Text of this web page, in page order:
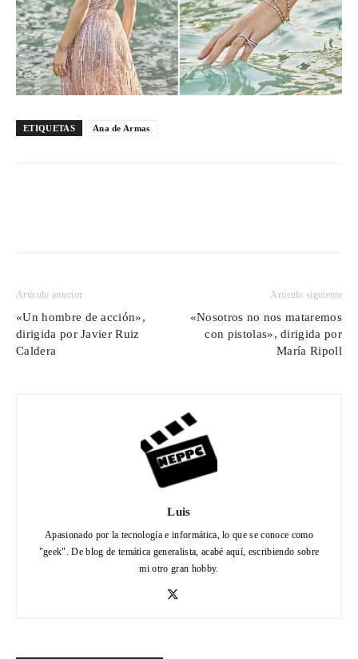
ETIQUETAS Ana de Armas
Artículo anterior
«Un hombre de acción»,
dirigida por Javier Ruiz
Caldera
Artículo siguiente
«Nosotros no nos mataremos
con pistolas», dirigida por
María Ripoll
Luis
Apasionado por la tecnología e informática, lo que se conoce como
"geek". De blog de temática generalista, acabé aquí, escribiendo sobre
mi otro gran hobby.